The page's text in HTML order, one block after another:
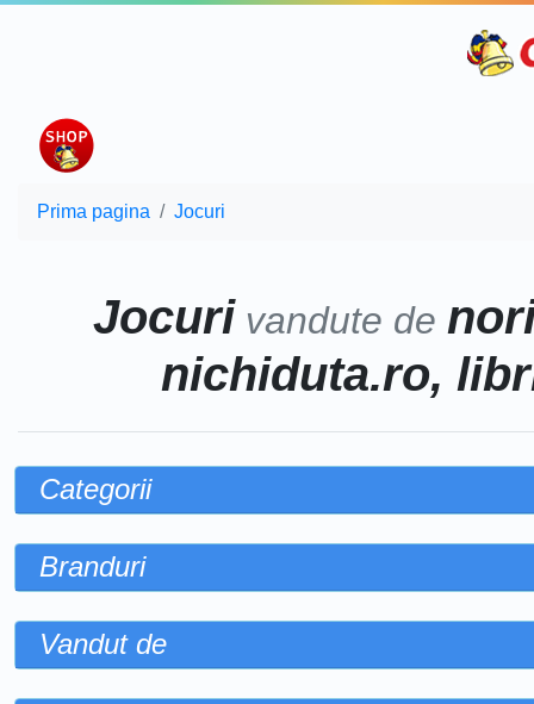
Prima pagina Jocuri
Jocuri vandute de
nichiduta.ro,
Categorii
Branduri
Vandut de